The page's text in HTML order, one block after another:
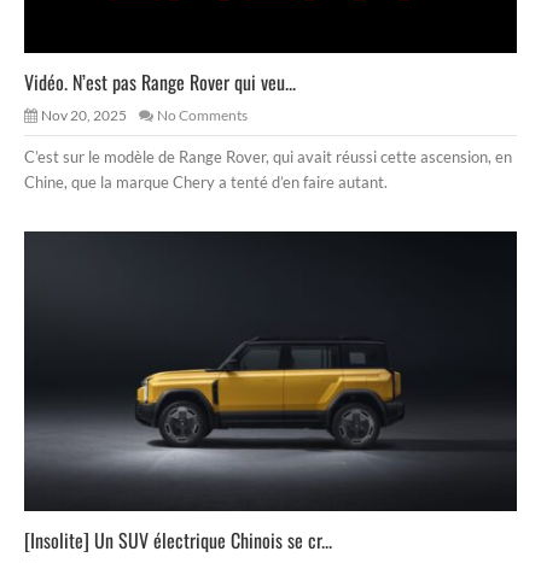
Vidéo. N’est pas Range Rover qui veu...
Nov 20, 2025 No Comments
C’est sur le modèle de Range Rover, qui avait réussi cette ascension, en
Chine, que la marque Chery a tenté d’en faire autant.
[Insolite] Un SUV électrique Chinois se cr...